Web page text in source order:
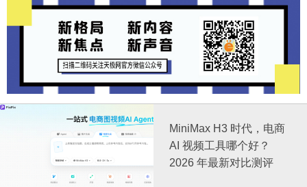
MiniMax H3 时代，电商
AI 视频工具哪个好？
2026 年最新对比测评